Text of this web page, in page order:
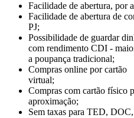
Facilidade de abertura, por
Facilidade de abertura de
PJ;
Possibilidade de guardar
com rendimento CDI -
a poupança tradicional;
Compras online por cartão
virtual;
Compras com cartão físico
aproximação;
Sem taxas para TED,